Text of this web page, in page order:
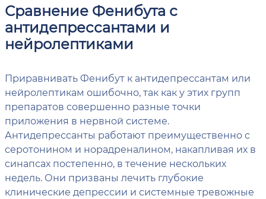
Сравнение Фенибута с
антидепрессантами и
нейролептиками
Приравнивать Фенибут к антидепрессантам или
нейролептикам ошибочно, так как у этих групп
препаратов совершенно разные точки
приложения в нервной системе.
Антидепрессанты работают преимущественно с
серотонином и норадреналином, накапливая их в
синапсах постепенно, в течение нескольких
недель. Они призваны лечить глубокие
клинические депрессии и системные тревожные